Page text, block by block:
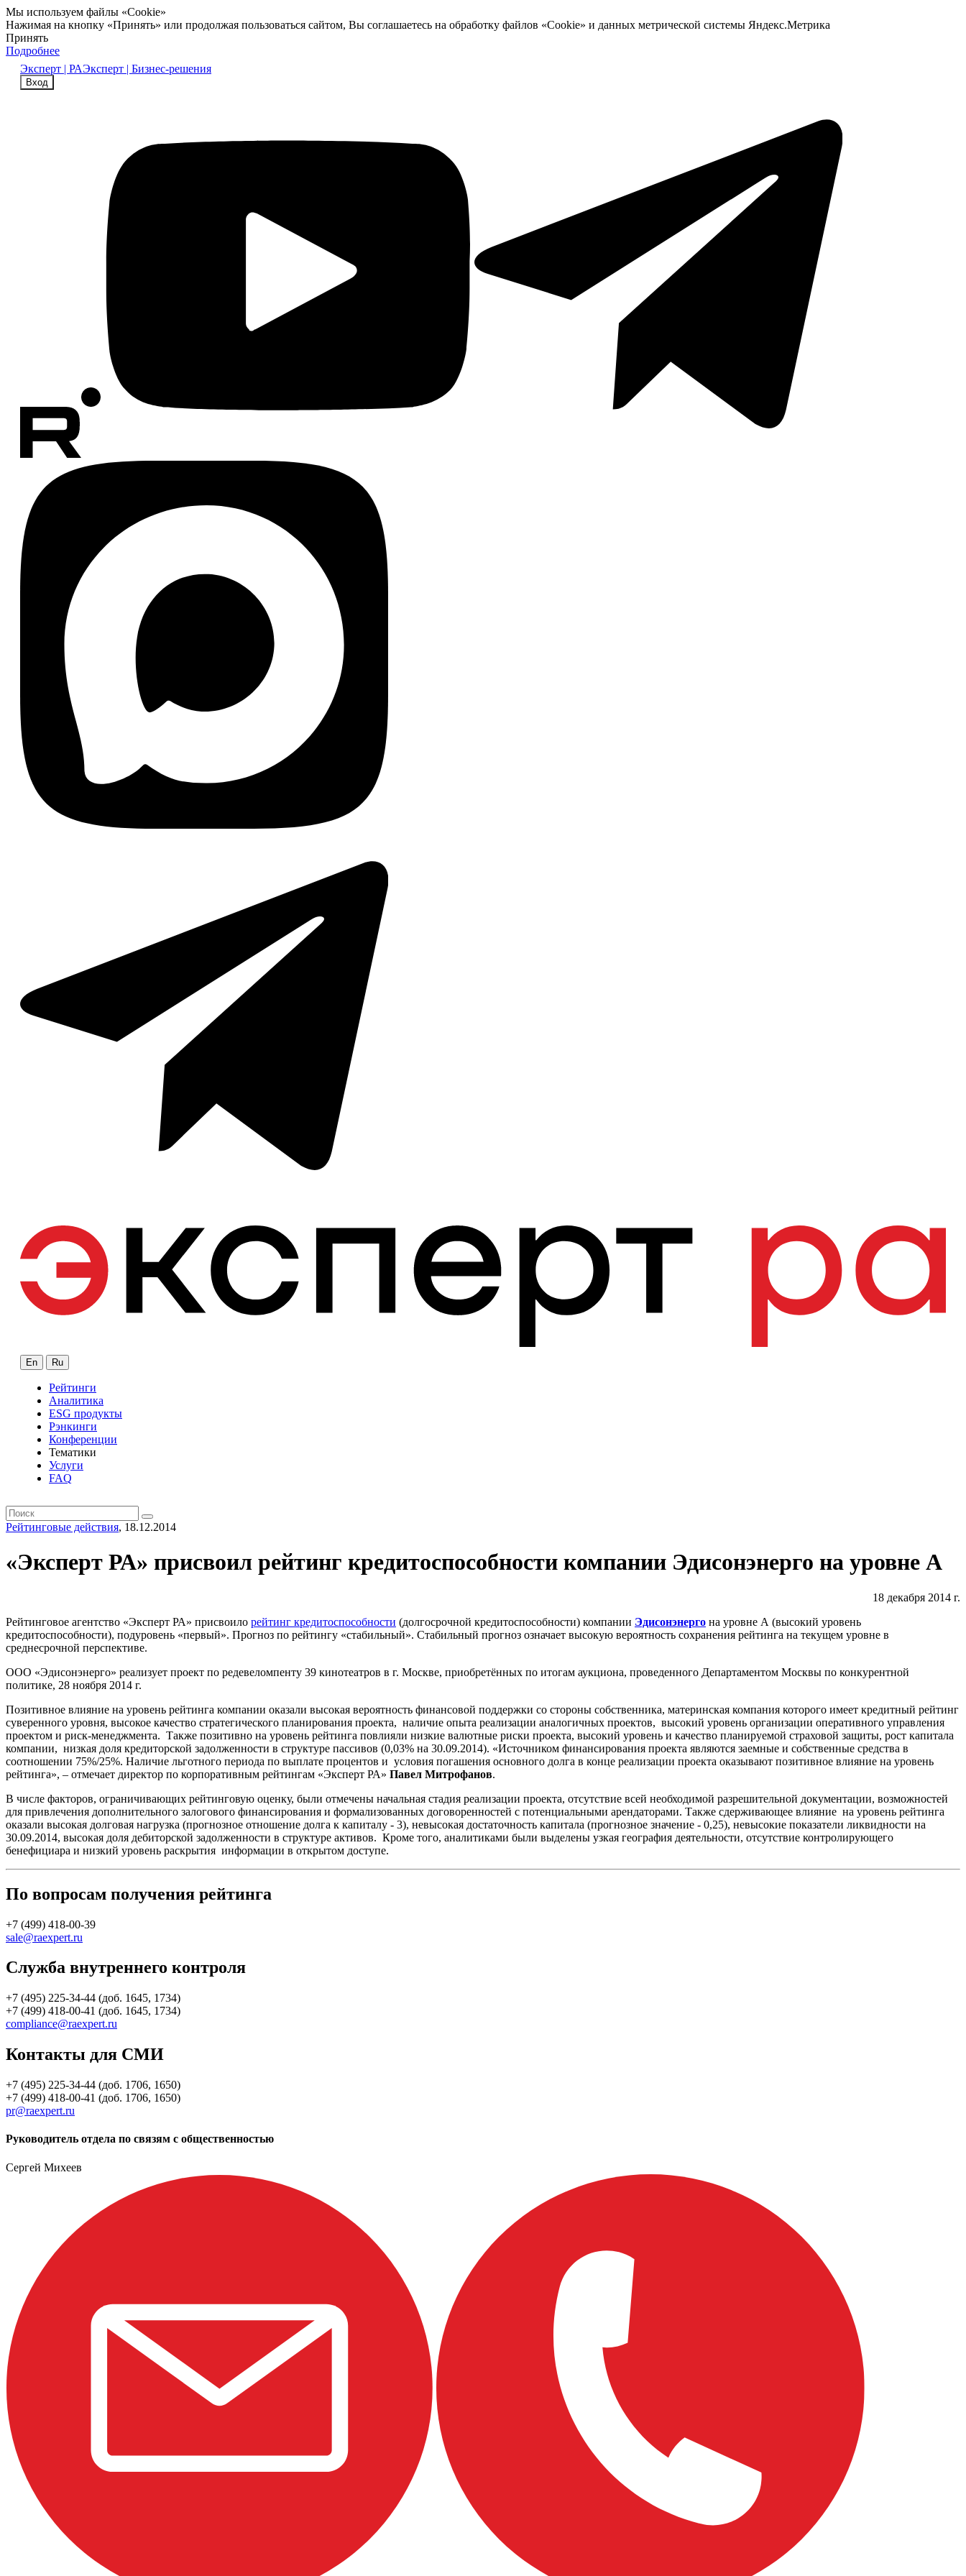
Мы используем файлы «Cookie»
Нажимая на кнопку «Принять» или продолжая пользоваться сайтом, Вы соглашаетесь на обработку файлов «Cookie» и данных метрической системы Яндекс.Метрика
Принять
Подробнее
Эксперт | РАЭксперт | Бизнес-решения
Вход
En Ru
Рейтинги
Аналитика
ESG продукты
Рэнкинги
Конференции
Тематики
Услуги
FAQ
Рейтинговые действия, 18.12.2014
«Эксперт РА» присвоил рейтинг кредитоспособности компании Эдисонэнерго на уровне А
18 декабря 2014 г.
Рейтинговое агентство «Эксперт РА» присвоило рейтинг кредитоспособности (долгосрочной кредитоспособности) компании Эдисонэнерго на уровне А (высокий уровень
кредитоспособности), подуровень «первый». Прогноз по рейтингу «стабильный». Стабильный прогноз означает высокую вероятность сохранения рейтинга на текущем уровне в
среднесрочной перспективе.
ООО «Эдисонэнерго» реализует проект по редевеломпенту 39 кинотеатров в г. Москве, приобретённых по итогам аукциона, проведенного Департаментом Москвы по конкурентной
политике, 28 ноября 2014 г.
Позитивное влияние на уровень рейтинга компании оказали высокая вероятность финансовой поддержки со стороны собственника, материнская компания которого имеет кредитный рейтинг
суверенного уровня, высокое качество стратегического планирования проекта, наличие опыта реализации аналогичных проектов, высокий уровень организации оперативного управления
проектом и риск-менеджмента. Также позитивно на уровень рейтинга повлияли низкие валютные риски проекта, высокий уровень и качество планируемой страховой защиты, рост капитала
компании, низкая доля кредиторской задолженности в структуре пассивов (0,03% на 30.09.2014). «Источником финансирования проекта являются заемные и собственные средства в
соотношении 75%/25%. Наличие льготного периода по выплате процентов и условия погашения основного долга в конце реализации проекта оказывают позитивное влияние на уровень
рейтинга», – отмечает директор по корпоративным рейтингам «Эксперт РА» Павел Митрофанов.
В числе факторов, ограничивающих рейтинговую оценку, были отмечены начальная стадия реализации проекта, отсутствие всей необходимой разрешительной документации, возможностей
для привлечения дополнительного залогового финансирования и формализованных договоренностей с потенциальными арендаторами. Также сдерживающее влияние на уровень рейтинга
оказали высокая долговая нагрузка (прогнозное отношение долга к капиталу - 3), невысокая достаточность капитала (прогнозное значение - 0,25), невысокие показатели ликвидности на
30.09.2014, высокая доля дебиторской задолженности в структуре активов. Кроме того, аналитиками были выделены узкая география деятельности, отсутствие контролирующего
бенефициара и низкий уровень раскрытия информации в открытом доступе.
По вопросам получения рейтинга
+7 (499) 418-00-39
sale@raexpert.ru
Служба внутреннего контроля
+7 (495) 225-34-44 (доб. 1645, 1734)
+7 (499) 418-00-41 (доб. 1645, 1734)
compliance@raexpert.ru
Контакты для СМИ
+7 (495) 225-34-44 (доб. 1706, 1650)
+7 (499) 418-00-41 (доб. 1706, 1650)
pr@raexpert.ru
Руководитель отдела по связям с общественностью
Сергей Михеев